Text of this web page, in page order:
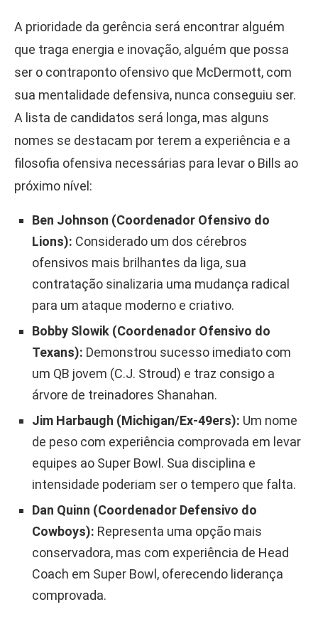
A prioridade da gerência será encontrar alguém
que traga energia e inovação, alguém que possa
ser o contraponto ofensivo que McDermott, com
sua mentalidade defensiva, nunca conseguiu ser.
A lista de candidatos será longa, mas alguns
nomes se destacam por terem a experiência e a
filosofia ofensiva necessárias para levar o Bills ao
próximo nível:
Ben Johnson (Coordenador Ofensivo do
Lions): Considerado um dos cérebros
ofensivos mais brilhantes da liga, sua
contratação sinalizaria uma mudança radical
para um ataque moderno e criativo.
Bobby Slowik (Coordenador Ofensivo do
Texans): Demonstrou sucesso imediato com
um QB jovem (C.J. Stroud) e traz consigo a
árvore de treinadores Shanahan.
Jim Harbaugh (Michigan/Ex-49ers): Um nome
de peso com experiência comprovada em levar
equipes ao Super Bowl. Sua disciplina e
intensidade poderiam ser o tempero que falta.
Dan Quinn (Coordenador Defensivo do
Cowboys): Representa uma opção mais
conservadora, mas com experiência de Head
Coach em Super Bowl, oferecendo liderança
comprovada.